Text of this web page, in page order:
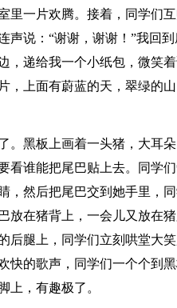
里一片欢腾。接着，同学们
声说：“谢谢，谢谢！”我回
，递给我一个小纸包，微笑
，上面有蔚蓝的天，翠绿的
。黑板上画着一头猪，大耳
看谁能把尾巴贴上去。同学
然后把尾巴交到她手里，
放在猪背上，一会儿又放在
后腿上，同学们立刻哄堂大
快的歌声，同学们一个个到
上，有趣极了。